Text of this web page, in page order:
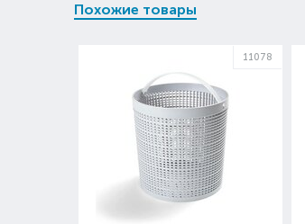
Похожие товары
11078